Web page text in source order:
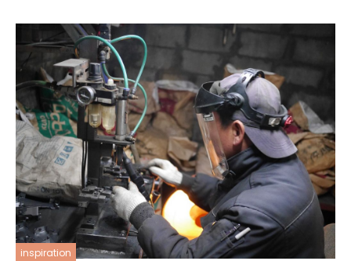
inspiration